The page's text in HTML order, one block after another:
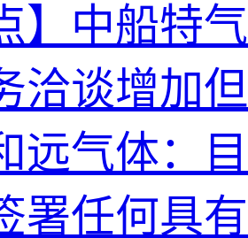
】中船特
洽谈增加
远气体：
署任何具